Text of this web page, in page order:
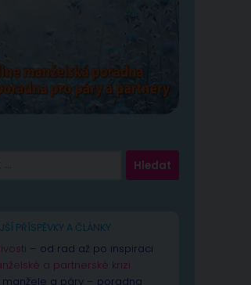
PŘÍSPĚVKY A ČLÁNKY
– od rad až po inspiraci
a partnerské krizi
manžele a páry – poradna